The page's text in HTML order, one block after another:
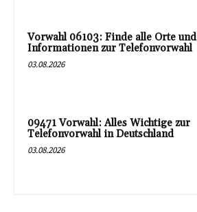
Vorwahl 06103: Finde alle Orte und
Informationen zur Telefonvorwahl
03.08.2026
09471 Vorwahl: Alles Wichtige zur
Telefonvorwahl in Deutschland
03.08.2026